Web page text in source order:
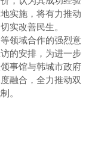
实施，将有力推动
实改善民生。
领域合作的强烈意
的安排，为进一步
事馆与韩城市政府
融合，全力推动双
。